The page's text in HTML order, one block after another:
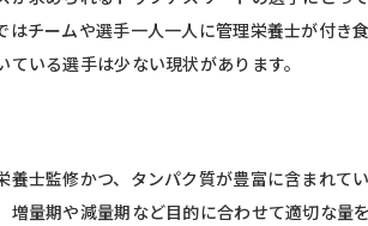
はチームや選手一人一人に管理栄養士が付き
いる選手は少ない現状があります。
養士監修かつ、タンパク質が豊富に含まれて
増量期や減量期など目的に合わせて適切な量